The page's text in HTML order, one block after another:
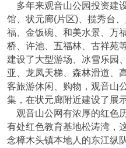
多年来观音山公园投资建
馆、状元廊(片区)、揽秀台
福、金饭碗、和美水景、万
桥、许池、五福林、古祥苑
建设了大型游场、冰雪乐园
亚、龙凤天梯、森林滑道、
客旅游休闲、购物，观音山
集，在状元廊附近建设了展
观音山公网有浓厚的红色
有处红色教育基地松涛湾，
念樟木头镇本地人的东江纵